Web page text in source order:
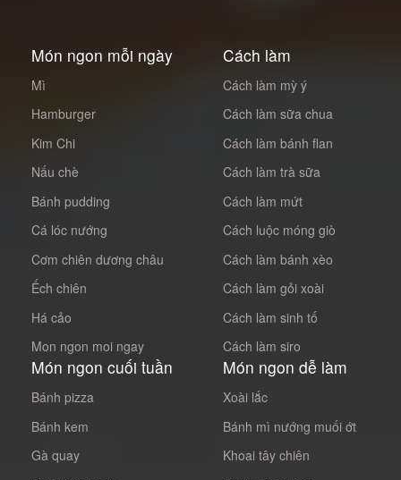
Món ngon mỗi ngày
Mì
Hamburger
Kim Chi
Nấu chè
Bánh pudding
Cá lóc nướng
Cơm chiên dương châu
Ếch chiên
Há cảo
Mon ngon moi ngay
Cách làm
Cách làm mỳ ý
Cách làm sữa chua
Cách làm bánh flan
Cách làm trà sữa
Cách làm mứt
Cách luộc móng giò
Cách làm bánh xèo
Cách làm gỏi xoài
Cách làm sinh tố
Cách làm siro
Món ngon cuối tuần
Bánh pizza
Bánh kem
Gà quay
Món ngon dễ làm
Xoài lắc
Bánh mì nướng muối ớt
Khoai tây chiên